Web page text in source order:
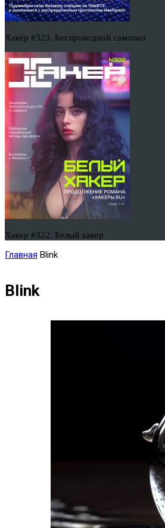
Хакер #323. Беспроводной самопал
Хакер #322. Белый хакер
Главная Blink
Blink